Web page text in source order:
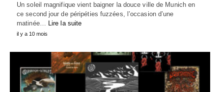
Un soleil magnifique vient baigner la douce ville de Munich en
ce second jour de péripéties fuzzées, l’occasion d’une
matinée… Lire la suite
il y a 10 mois